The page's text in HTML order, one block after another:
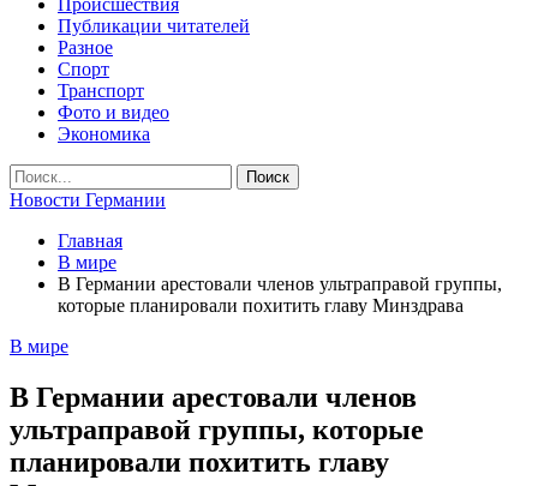
Происшествия
Публикации читателей
Разное
Спорт
Транспорт
Фото и видео
Экономика
Новости Германии
Главная
В мире
В Германии арестовали членов ультраправой группы,
которые планировали похитить главу Минздрава
В мире
В Германии арестовали членов
ультраправой группы, которые
планировали похитить главу